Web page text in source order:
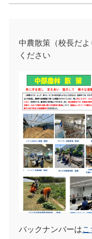
中農散策（校長だ
ください
バックナンバーはこ